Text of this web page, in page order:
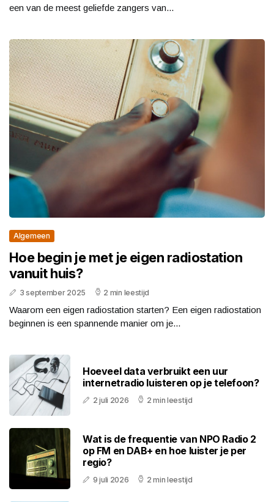
een van de meest geliefde zangers van...
Algemeen
Hoe begin je met je eigen radiostation
vanuit huis?
3 september 2025 2 min leestijd
Waarom een eigen radiostation starten? Een eigen radiostation
beginnen is een spannende manier om je...
Hoeveel data verbruikt een uur
internetradio luisteren op je telefoon?
2 juli 2026 2 min leestijd
Wat is de frequentie van NPO Radio 2
op FM en DAB+ en hoe luister je per
regio?
9 juli 2026 2 min leestijd